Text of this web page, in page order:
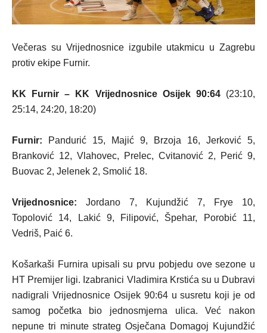
Večeras su Vrijednosnice izgubile utakmicu u Zagrebu
protiv ekipe Furnir.
KK Furnir – KK Vrijednosnice Osijek 90:64(23:10,
25:14, 24:20, 18:20)
Furnir: Pandurić 15, Majić 9, Brzoja 16, Jerković 5,
Branković 12, Vlahovec, Prelec, Cvitanović 2, Perić 9,
Buovac 2, Jelenek 2, Smolić 18.
Vrijednosnice: Jordano 7, Kujundžić 7, Frye 10,
Topolović 14, Lakić 9, Filipović, Špehar, Porobić 11,
Vedriš, Paić 6.
Košarkaši Furnira upisali su prvu pobjedu ove sezone u
HT Premijer ligi. Izabranici Vladimira Krstića su u Dubravi
nadigrali Vrijednosnice Osijek 90:64 u susretu koji je od
samog početka bio jednosmjerna ulica. Već nakon
nepune tri minute strateg Osječana Domagoj Kujundžić